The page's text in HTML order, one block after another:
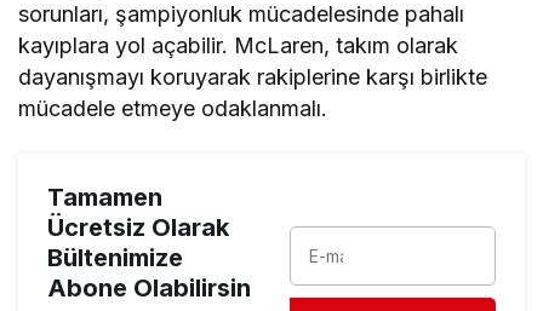
sorunları, şampiyonluk mücadelesinde pahalı
kayıplara yol açabilir. McLaren, takım olarak
dayanışmayı koruyarak rakiplerine karşı birlikte
mücadele etmeye odaklanmalı.
Tamamen
Ücretsiz Olarak
Bültenimize
Abone Olabilirsin